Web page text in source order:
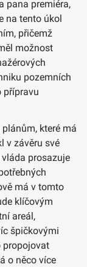
pana premiéra,
na tento úkol
přičemž
možnost
pozemních
přípravu
které má
v závěru své
prosazuje
má v tomto
klíčovým
areál,
špičkovými
propojovat
o něco více